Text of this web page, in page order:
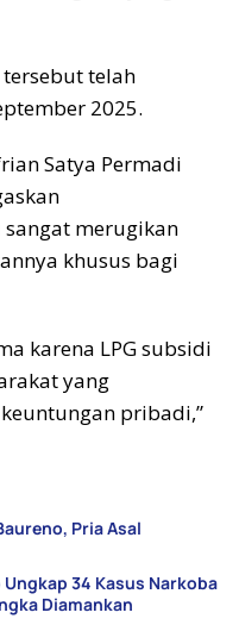
telah
2025.
Satya Permadi
sangat merugikan
khusus bagi
karena LPG subsidi
yang
pribadi,”
Pria Asal
34 Kasus Narkoba
Diamankan